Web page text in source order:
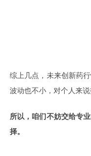
综上几点，未来创新药
波动也不小，对个人来说
所以，咱们不妨交给专
择。